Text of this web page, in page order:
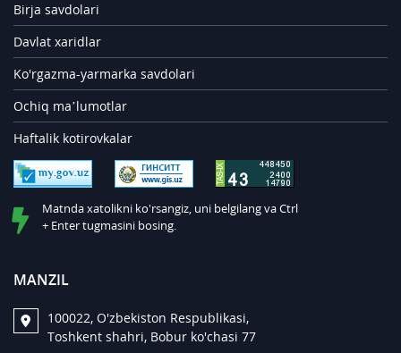
Birja savdolari
Davlat xaridlar
Ko'rgazma-yarmarka savdolari
Ochiq ma’lumotlar
Haftalik kotirovkalar
Matnda xatolikni ko'rsangiz, uni belgilang va Ctrl
+ Enter tugmasini bosing.
MANZIL
100022, O'zbekiston Respublikasi,
Toshkent shahri, Bobur ko'chasi 77